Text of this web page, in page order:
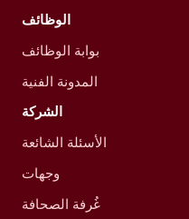
الوظائف
بوابة الوظائف
المدونة الفنية
الشركة
الأسئلة الشائعة
وجهات
غُرفة الصحافة